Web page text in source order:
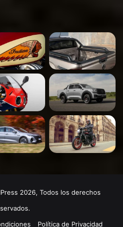
2026, Todos los derechos
Política de Privacidad